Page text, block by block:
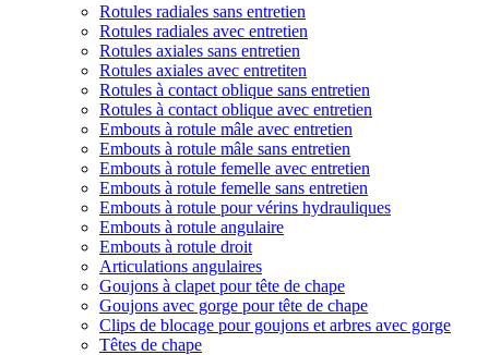
Rotules radiales sans entretien
Rotules radiales avec entretien
Rotules axiales sans entretien
Rotules axiales avec entretiten
Rotules à contact oblique sans entretien
Rotules à contact oblique avec entretien
Embouts à rotule mâle avec entretien
Embouts à rotule mâle sans entretien
Embouts à rotule femelle avec entretien
Embouts à rotule femelle sans entretien
Embouts à rotule pour vérins hydrauliques
Embouts à rotule angulaire
Embouts à rotule droit
Articulations angulaires
Goujons à clapet pour tête de chape
Goujons avec gorge pour tête de chape
Clips de blocage pour goujons et arbres avec gorge
Têtes de chape